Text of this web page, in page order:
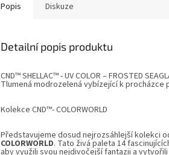
Popis Diskuze
Detailní popis produktu
CND™ SHELLAC™ - UV COLOR – FROSTED
Tlumená modrozelená vybízející k procházce
Kolekce CND™- COLORWORLD
Představujeme dosud nejrozsáhlejší kolekci
COLORWORLD. Tato živá paleta 14
aby využili svou nejdivočejší fantazii a